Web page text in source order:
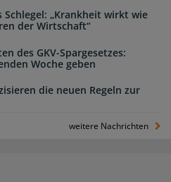
„Krankheit wirkt wie
der Wirtschaft“
des GKV-Spargesetzes:
Woche geben
die neuen Regeln zur
weitere Nachrichten